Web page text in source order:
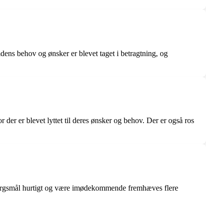
behov og ønsker er blevet taget i betragtning, og
er blevet lyttet til deres ønsker og behov. Der er også ros
hurtigt og være imødekommende fremhæves flere